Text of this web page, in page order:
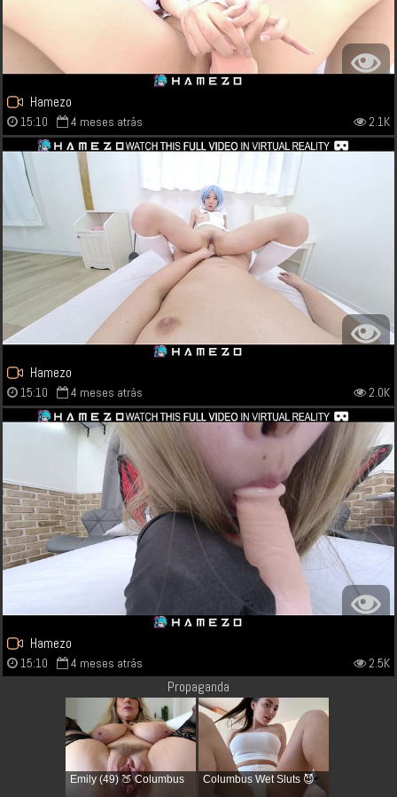
Hamezo
15:10 4 meses atrás 2.1K
Hamezo
15:10 4 meses atrás 2.0K
Hamezo
15:10 4 meses atrás 2.5K
Propaganda
Emily (49) 🍑 Columbus Columbus Wet Sluts 😈